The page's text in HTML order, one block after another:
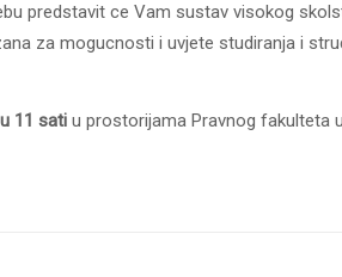
predstavit ce Vam sustav visokog
za mogucnosti i uvjete studiranja i
11 sati u prostorijama Pravnog fakulteta